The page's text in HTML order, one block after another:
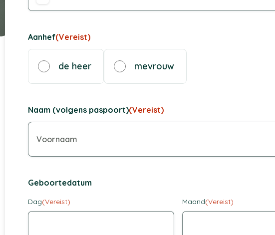
Aanhef(Vereist)
de heer mevrouw
Naam (volgens paspoort)(Vereist)
Geboortedatum
Dag(Vereist) Maand(Vereist)